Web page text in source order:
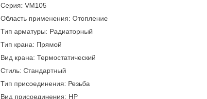
Серия: VM105
Область применения: Отопление
Тип арматуры: Радиаторный
Тип крана: Прямой
Вид крана: Термостатический
Стиль: Стандартный
Тип присоединения: Резьба
Вид присоединения: НР